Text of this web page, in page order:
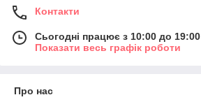
Контакти
Сьогодні працює з 10:00 до 19:00
Показати весь графік роботи
Про нас